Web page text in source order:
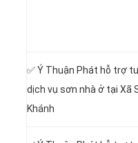
✅ Ý Thuận Phát hỗ trợ
dịch vụ sơn nhà ở tại Xã
Khánh